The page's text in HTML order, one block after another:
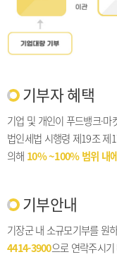
기부자 혜택
기업 및 개인이 푸드뱅크·
법인세법 시행령 제19조 제
의해 10% ~100% 범위 내
기부안내
기장군 내 소규모기부를 원
4414-3900으로 연락주시